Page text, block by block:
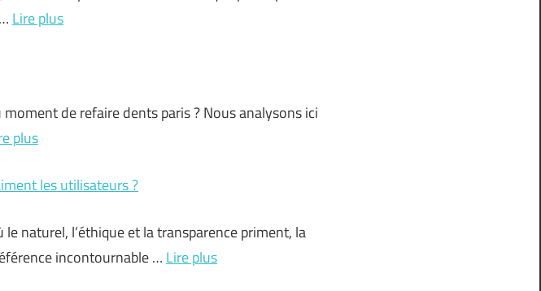
Lire plus
de refaire dents paris ? Nous analysons ici
plus
les utilisateurs ?
naturel, l’éthique et la transparence priment, la
incontournable … Lire plus